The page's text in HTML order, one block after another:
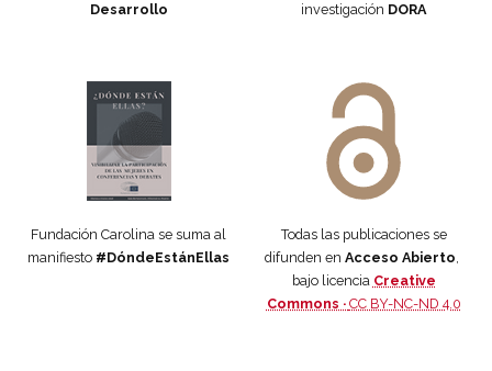
Desarrollo
investigación DORA
Fundación Carolina se suma al
manifiesto #DóndeEstánEllas
Todas las publicaciones se
difunden en Acceso Abierto
bajo licencia Creative
Commons · CC BY-NC-ND 4.0